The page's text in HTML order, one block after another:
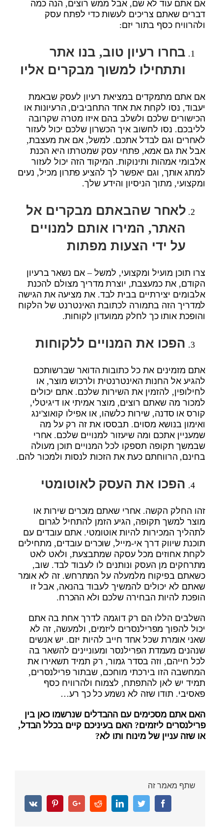
אם אתם עוד לא שם, אבל ממש רוצים, הנה כמה
דברים שאתם צריכים לעשות כדי לפתח עסק
ולהרוויח כסף בתור יזם:
בחרו רעיון טוב, בנו אתר
ותתחילו למשוך מבקרים אליו
אם אתם מתמקדים במציאת רעיון לעסק שבאמת
יעבוד, נסו לקחת את אחד התחביבים, הרעיונות או
הכישורים שלכם ולשלב בהם איזו מטרה שקרובה
לליבכם. נסו לחשוב איך הכשרון שלכם יכול לעזור
לאחרים וגם לבדל אתכם. למשל, אם את מעצבת,
אבל את גם אמא, פתחי עסק שמטרתו היא הכנת
אלבומי אמהות ותינוקות. המיקוד הזה יכול לעזור
למתג אותך, וגם יאפשר לך להציע פתרון מכיל, נעים
ומקצועי, מתוך הניסיון והידע שלך.
לאחר שהבאתם מבקרים אל
האתר, המירו אותם למנויים
על ידי הצעות מפתות
צרו תוכן מועיל ומקצועי, למשל – אם נשאר ברעיון
הקודם, את כמעצבת, יוצרת מדריך מצולם להכנת
אלבומים יצירתיים בבית לבד. את מציעה את הגישה
למדריך הזה בתמורה לכתובת האינטרנט של הלקוח
והופכת אותו כך לחלק ממועדון לקוחות.
הפכו את המנויים ללקוחות
אתם מזמינים את כל כתובות הדואר שברשותכם
להגיע אל החנות האינטרנטית ולרכוש מוצר, או
לחילופין, להזמין את השירות שלכם. אתם יכולים
למכור מה שאתם רוצים, מוצר אמיתי או דיגיטלי,
קורס או סדנה, שירות כלשהו, או אפילו קואוצ'ינג
ואימון בנושא מסוים. תבססו את זה רק על מה
שמעניין אתכם ומה שיעזור למנויים שלכם. אחרי
שבמשך תקופה תספקו לכל המנויים תוכן מעולה
בחינם, הרווחתם כעת את הזכות לנסות ולמכור להם.
הפכו את העסק לאוטומטי
זהו החלק הקשה. אחרי שאתם מוכרים שירות או
מוצר למשך תקופה, הגיע הזמן להתחיל לגרום
לתהליך המכירות להיות אוטומטי. אתם עובדים עם
תוכנת שיווק דרך אי-מייל, שוכרים עובדים, מתחילים
לקחת אחוזים מכל עסקה שמתבצעת, ולאט לאט
מתרחקים מן העסק ונותנים לו לעבוד לבד. שוב,
כשאתם בפיקוח מלמעלה על המתרחש. זה לא אומר
שאתם לא יכולים להמשיך לעבוד בהנאה, אבל זו
הופכת להיות הבחירה שלכם ולא ההכרח.
השלבים הללו הם רק דוגמה לדרך אחת בה אתם
יכול להפוך מפרילנסרים ליזמים, ולמעשה, זה לא
שאני אומרת שכל אחד חייב להיות יזם. יש אנשים
שנהנים מעמדת הפרילנסר ומעוניינים להשאר בה
לכל חייהם, וזה בסדר גמור, רק תמיד תשאירו את
המחשבה הזו בירכתי מוחכם, שבתור פרילנסרים,
תמיד יש לאן להתפתח, לצמוח ולהרוויח כסף
פאסיבי. תודו שזה לא נשמע כל כך רע…
האם אתם מסכימים עם ההבדלים שנרשמו כאן בין
פרילנסרים ליזמים? האם בעיניכם קיים בכלל הבדל,
או שזה עניין של מינוח ותו לא?
שתף מאמר זה
Facebook
Twitter
Linkedin
Reddit
Google+
Pinterest
Vk